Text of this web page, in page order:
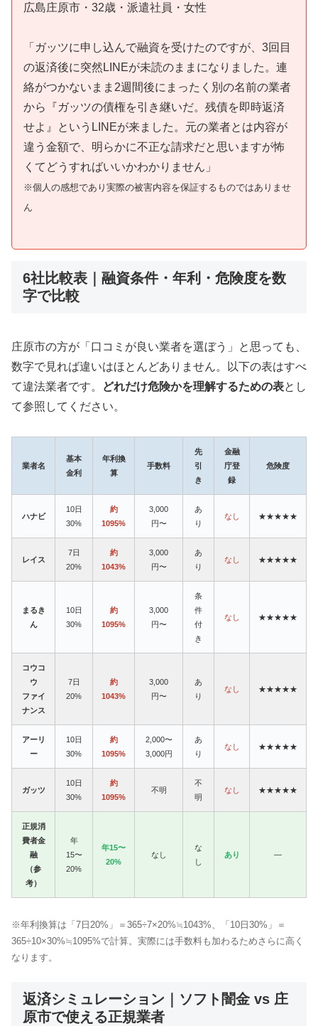
広島庄原市・32歳・派遣社員・女性
「ガッツに申し込んで融資を受けたのですが、3回目
の返済後に突然LINEが未読のままになりました。連
絡がつかないまま2週間後にまったく別の名前の業者
から『ガッツの債権を引き継いだ。残債を即時返済
せよ』というLINEが来ました。元の業者とは内容が
違う金額で、明らかに不正な請求だと思いますが怖
くてどうすればいいかわかりません」
※個人の感想であり実際の被害内容を保証するものではありませ
ん
6社比較表｜融資条件・年利・危険度を数
字で比較
庄原市の方が「口コミが良い業者を選ぼう」と思っても、
数字で見れば違いはほとんどありません。以下の表はすべ
て違法業者です。
どれだけ危険かを理解するための表とし
て参照してください。
業者名
基本
金利
年利換
算
手数料
先
引
き
金融
庁登
録
危険度
ハナビ
10日
30%
約
1095%
3,000
円〜
あ
り
なし ★★★★★
レイス
7日
20%
約
1043%
3,000
円〜
あ
り
なし ★★★★★
まるき
ん
10日
30%
約
1095%
3,000
円〜
条
件
付
き
なし ★★★★★
コウコ
ウ
ファイ
ナンス
7日
20%
約
1043%
3,000
円〜
あ
り
なし ★★★★★
アーリ
ー
10日
30%
約
1095%
2,000〜
3,000円
あ
り
なし ★★★★★
ガッツ
10日
30%
約
1095%
不明
不
明
なし ★★★★★
正規消
費者金
融
（参
考）
年
15〜
20%
年15〜
20%
なし
な
し
あり —
※年利換算は「7日20%」＝365÷7×20%≒1043%、「10日30%」＝
365÷10×30%≒1095%で計算。実際には手数料も加わるためさらに高く
なります。
返済シミュレーション｜ソフト闇金 vs 庄
原市で使える正規業者